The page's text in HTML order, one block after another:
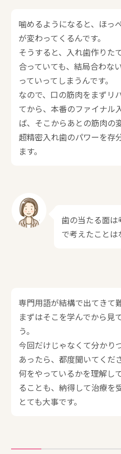
噛めるようになると、ほっ
が変わってくるんです。
そうすると、入れ歯作りた
合っていても、結局合わな
っていってしまうんです。
なので、口の筋肉をまずリ
てから、本番のファイナル
ば、そこからあとの筋肉の
超精密入れ歯のパワーを存
ます。
歯の当たる面は
で考えたことは
専門用語が結構で出てきて
まずはそこを学んでから見
う。
今回だけじゃなくて分かり
あったら、都度聞いてくだ
何をやっているかを理解し
ることも、納得して治療を
とても大事です。